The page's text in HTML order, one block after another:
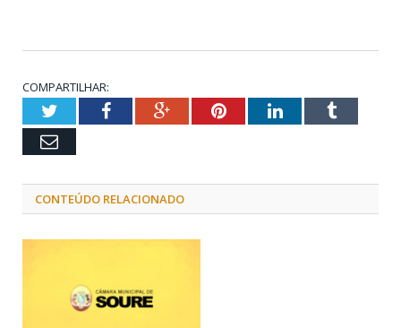
COMPARTILHAR:
TwitterFacebookGoogle+PinterestLinkedInTumblr
Email
CONTEÚDO RELACIONADO